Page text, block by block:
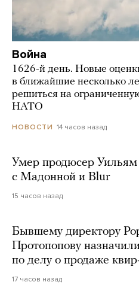
Война
1626-й день. Новые
в ближайшие несколько
решиться на
НАТО
НОВОСТИ 14 часов назад
Умер продюсер
с Мадонной и Blur
15 часов назад
Бывшему директору
Протопопову
по делу о продаже
17 часов назад